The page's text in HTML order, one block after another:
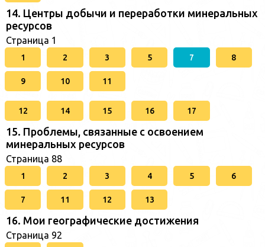
14. Центры добычи и переработки минеральных
ресурсов
Страница 1
1 2 3 5 7 8
9 10 11
12 14 15 16 17
15. Проблемы, связанные с освоением
минеральных ресурсов
Страница 88
1 2 3 4 5 6
7 11 12 13
16. Мои географические достижения
Страница 92